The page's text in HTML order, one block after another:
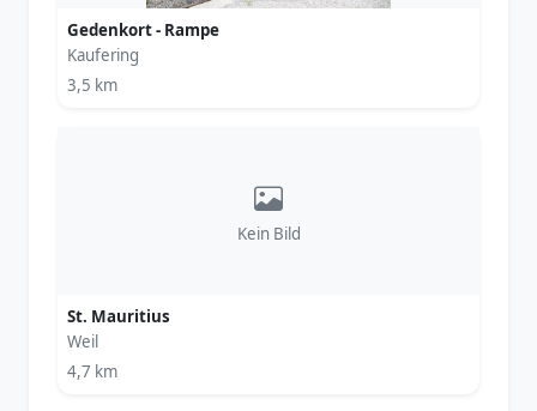
Gedenkort - Rampe
Kaufering
3,5 km
Kein Bild
St. Mauritius
Weil
4,7 km